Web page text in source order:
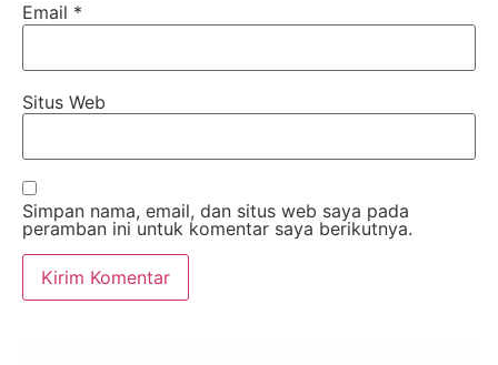
Email *
Situs Web
Simpan nama, email, dan situs web saya pada
peramban ini untuk komentar saya berikutnya.